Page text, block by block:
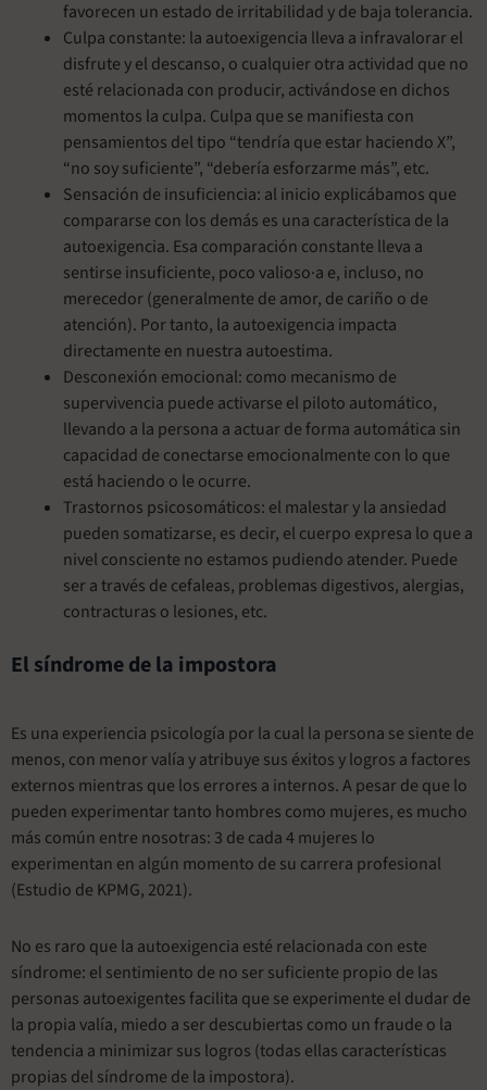
favorecen un estado de irritabilidad y de baja tolerancia.
Culpa constante: la autoexigencia lleva a infravalorar el
disfrute y el descanso, o cualquier otra actividad que no
esté relacionada con producir, activándose en dichos
momentos la culpa. Culpa que se manifiesta con
pensamientos del tipo “tendría que estar haciendo X”,
“no soy suficiente”, “debería esforzarme más”, etc.
Sensación de insuficiencia: al inicio explicábamos que
compararse con los demás es una característica de la
autoexigencia. Esa comparación constante lleva a
sentirse insuficiente, poco valioso·a e, incluso, no
merecedor (generalmente de amor, de cariño o de
atención). Por tanto, la autoexigencia impacta
directamente en nuestra autoestima.
Desconexión emocional: como mecanismo de
supervivencia puede activarse el piloto automático,
llevando a la persona a actuar de forma automática sin
capacidad de conectarse emocionalmente con lo que
está haciendo o le ocurre.
Trastornos psicosomáticos: el malestar y la ansiedad
pueden somatizarse, es decir, el cuerpo expresa lo que a
nivel consciente no estamos pudiendo atender. Puede
ser a través de cefaleas, problemas digestivos, alergias,
contracturas o lesiones, etc.
El síndrome de la impostora
Es una experiencia psicología por la cual la persona se siente de
menos, con menor valía y atribuye sus éxitos y logros a factores
externos mientras que los errores a internos. A pesar de que lo
pueden experimentar tanto hombres como mujeres, es mucho
más común entre nosotras: 3 de cada 4 mujeres lo
experimentan en algún momento de su carrera profesional
(Estudio de KPMG, 2021).
No es raro que la autoexigencia esté relacionada con este
síndrome: el sentimiento de no ser suficiente propio de las
personas autoexigentes facilita que se experimente el dudar de
la propia valía, miedo a ser descubiertas como un fraude o la
tendencia a minimizar sus logros (todas ellas características
propias del síndrome de la impostora).